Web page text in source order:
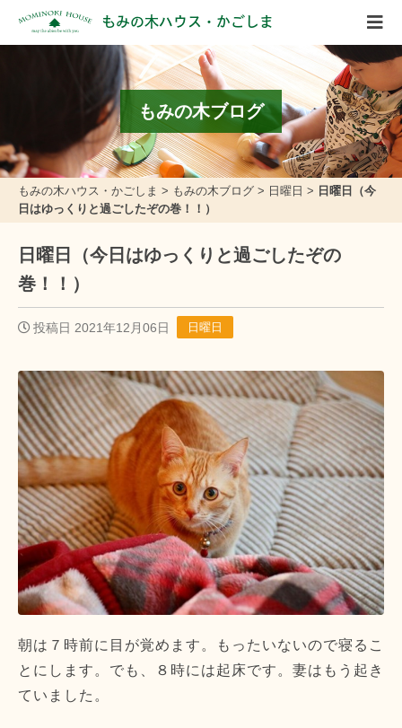
もみの木ハウス・かごしま
もみの木ブログ
もみの木ハウス・かごしま > もみの木ブログ > 日曜日 > 日曜日（今
日はゆっくりと過ごしたぞの巻！！）
日曜日（今日はゆっくりと過ごしたぞの
巻！！）
投稿日 2021年12月06日 日曜日
朝は７時前に目が覚めます。もったいないので寝るこ
とにします。でも、８時には起床です。妻はもう起き
ていました。